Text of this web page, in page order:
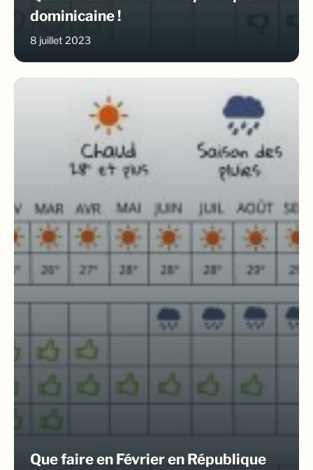
dominicaine !
8 juillet 2023
Que faire en Février en République